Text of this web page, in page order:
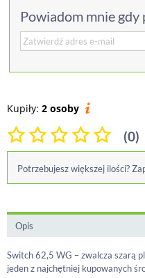
Powiadom mnie
Kupiły: 2 osoby
(0)
Potrzebujesz większej ilości?
Opis
Switch 62,5 WG – zwalcza szarą
jeden z najchętniej kupowanych